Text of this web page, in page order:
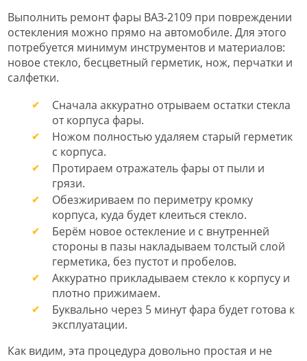
Выполнить ремонт фары ВАЗ-2109 при повреждении
остекления можно прямо на автомобиле. Для этого
потребуется минимум инструментов и материалов:
новое стекло, бесцветный герметик, нож, перчатки и
салфетки.
Сначала аккуратно отрываем остатки стекла
от корпуса фары.
Ножом полностью удаляем старый герметик
с корпуса.
Протираем отражатель фары от пыли и
грязи.
Обезжириваем по периметру кромку
корпуса, куда будет клеиться стекло.
Берём новое остекление и с внутренней
стороны в пазы накладываем толстый слой
герметика, без пустот и пробелов.
Аккуратно прикладываем стекло к корпусу и
плотно прижимаем.
Буквально через 5 минут фара будет готова к
эксплуатации.
Как видим, эта процедура довольно простая и не